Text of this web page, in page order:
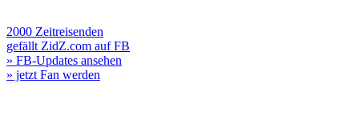
2000 Zeitreisenden
gefällt ZidZ.com auf FB
» FB-Updates ansehen
» jetzt Fan werden